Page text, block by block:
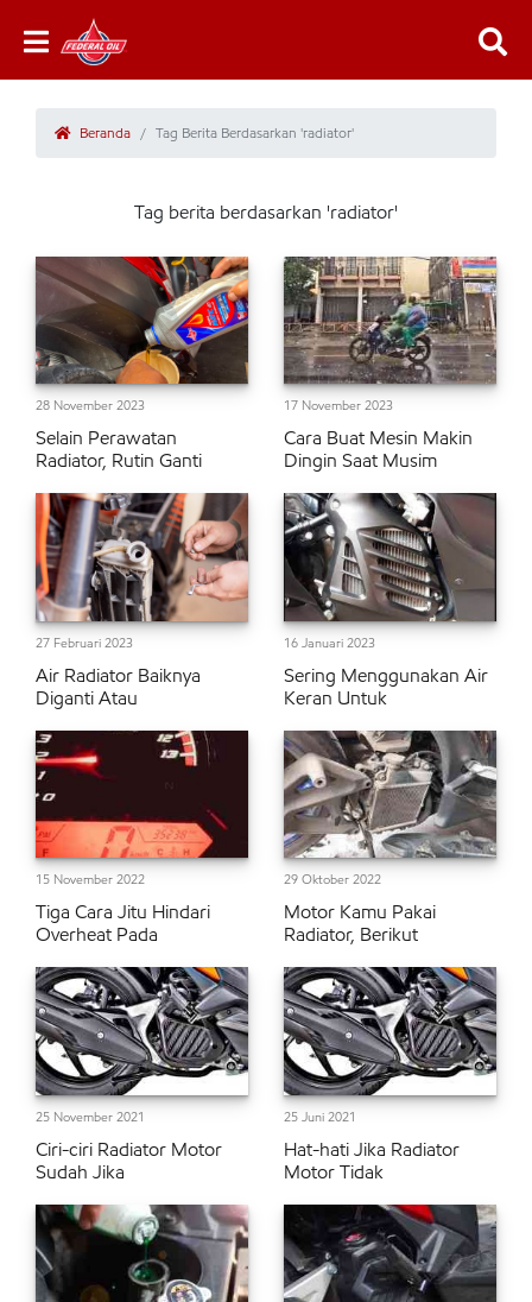
Beranda Tag Berita Berdasarkan 'radiator'
Tag berita berdasarkan 'radiator'
28 November 2023
Selain Perawatan
Radiator, Rutin Ganti
17 November 2023
Cara Buat Mesin Makin
Dingin Saat Musim
27 Februari 2023
Air Radiator Baiknya
Diganti Atau
16 Januari 2023
Sering Menggunakan Air
Keran Untuk
15 November 2022
Tiga Cara Jitu Hindari
Overheat Pada
29 Oktober 2022
Motor Kamu Pakai
Radiator, Berikut
25 November 2021
Ciri-ciri Radiator Motor
Sudah Jika
25 Juni 2021
Hat-hati Jika Radiator
Motor Tidak